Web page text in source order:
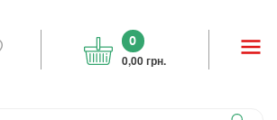
0
0,00 грн.